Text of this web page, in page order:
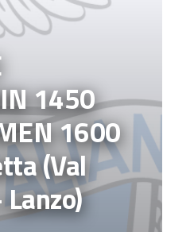
1450
1600
(Val